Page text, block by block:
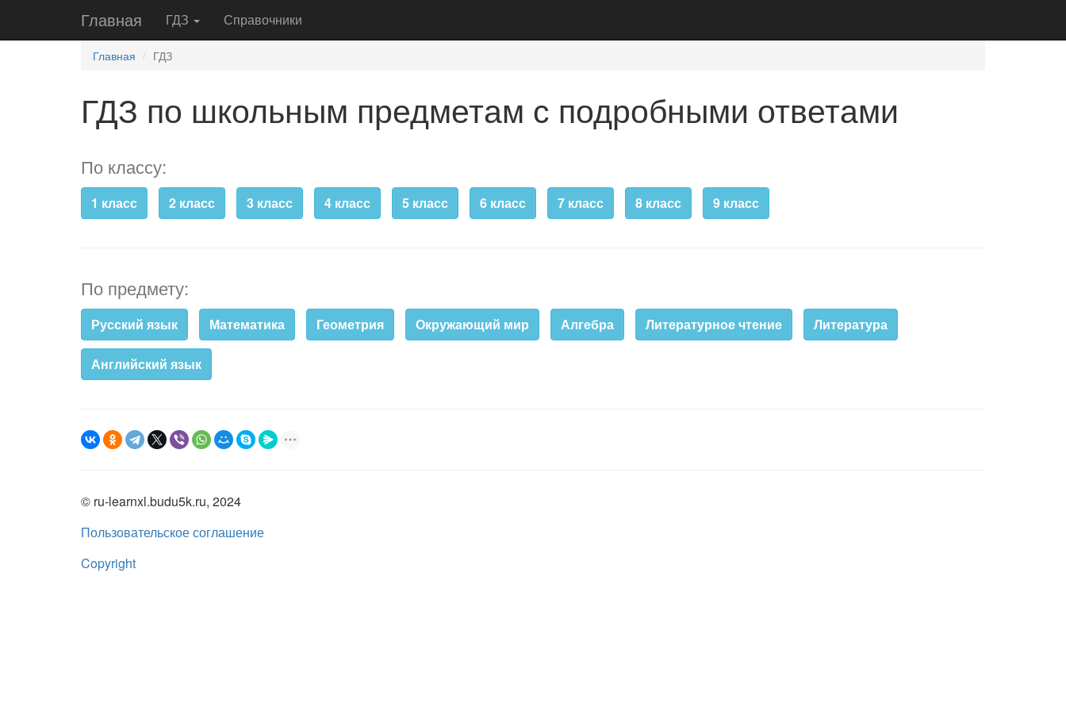
Главная ГДЗ Справочники
Главная ГДЗ
ГДЗ по школьным предметам с подробными ответами
По классу:
1 класс 2 класс 3 класс 4 класс 5 класс 6 класс 7 класс 8 класс 9 класс
По предмету:
Русский язык Математика Геометрия Окружающий мир Алгебра Литературное чтение Литература
Английский язык
© ru-learnxl.budu5k.ru, 2024
Пользовательское соглашение
Copyright